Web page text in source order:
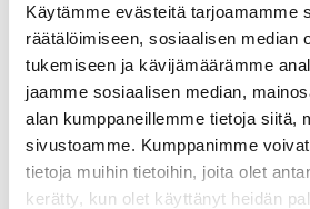
Käytämme evästeitä tarjoamamme
räätälöimiseen, sosiaalisen median
tukemiseen ja kävijämäärämme
jaamme sosiaalisen median,
alan kumppaneillemme tietoja siitä,
sivustoamme. Kumppanimme
tietoja muihin tietoihin, joita olet
kerätty, kun olet käyttänyt heidän
Käyttölämpötila-alue
Maksimi 70 °C
Moottorin malli
Jännitesäädettävä
ulkoroottoriasynkronimoottori